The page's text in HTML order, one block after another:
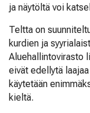
ja näytöltä voi
Teltta on
kurdien ja
Aluehallintovirasto
eivät edellytä
käytetään
kieltä.